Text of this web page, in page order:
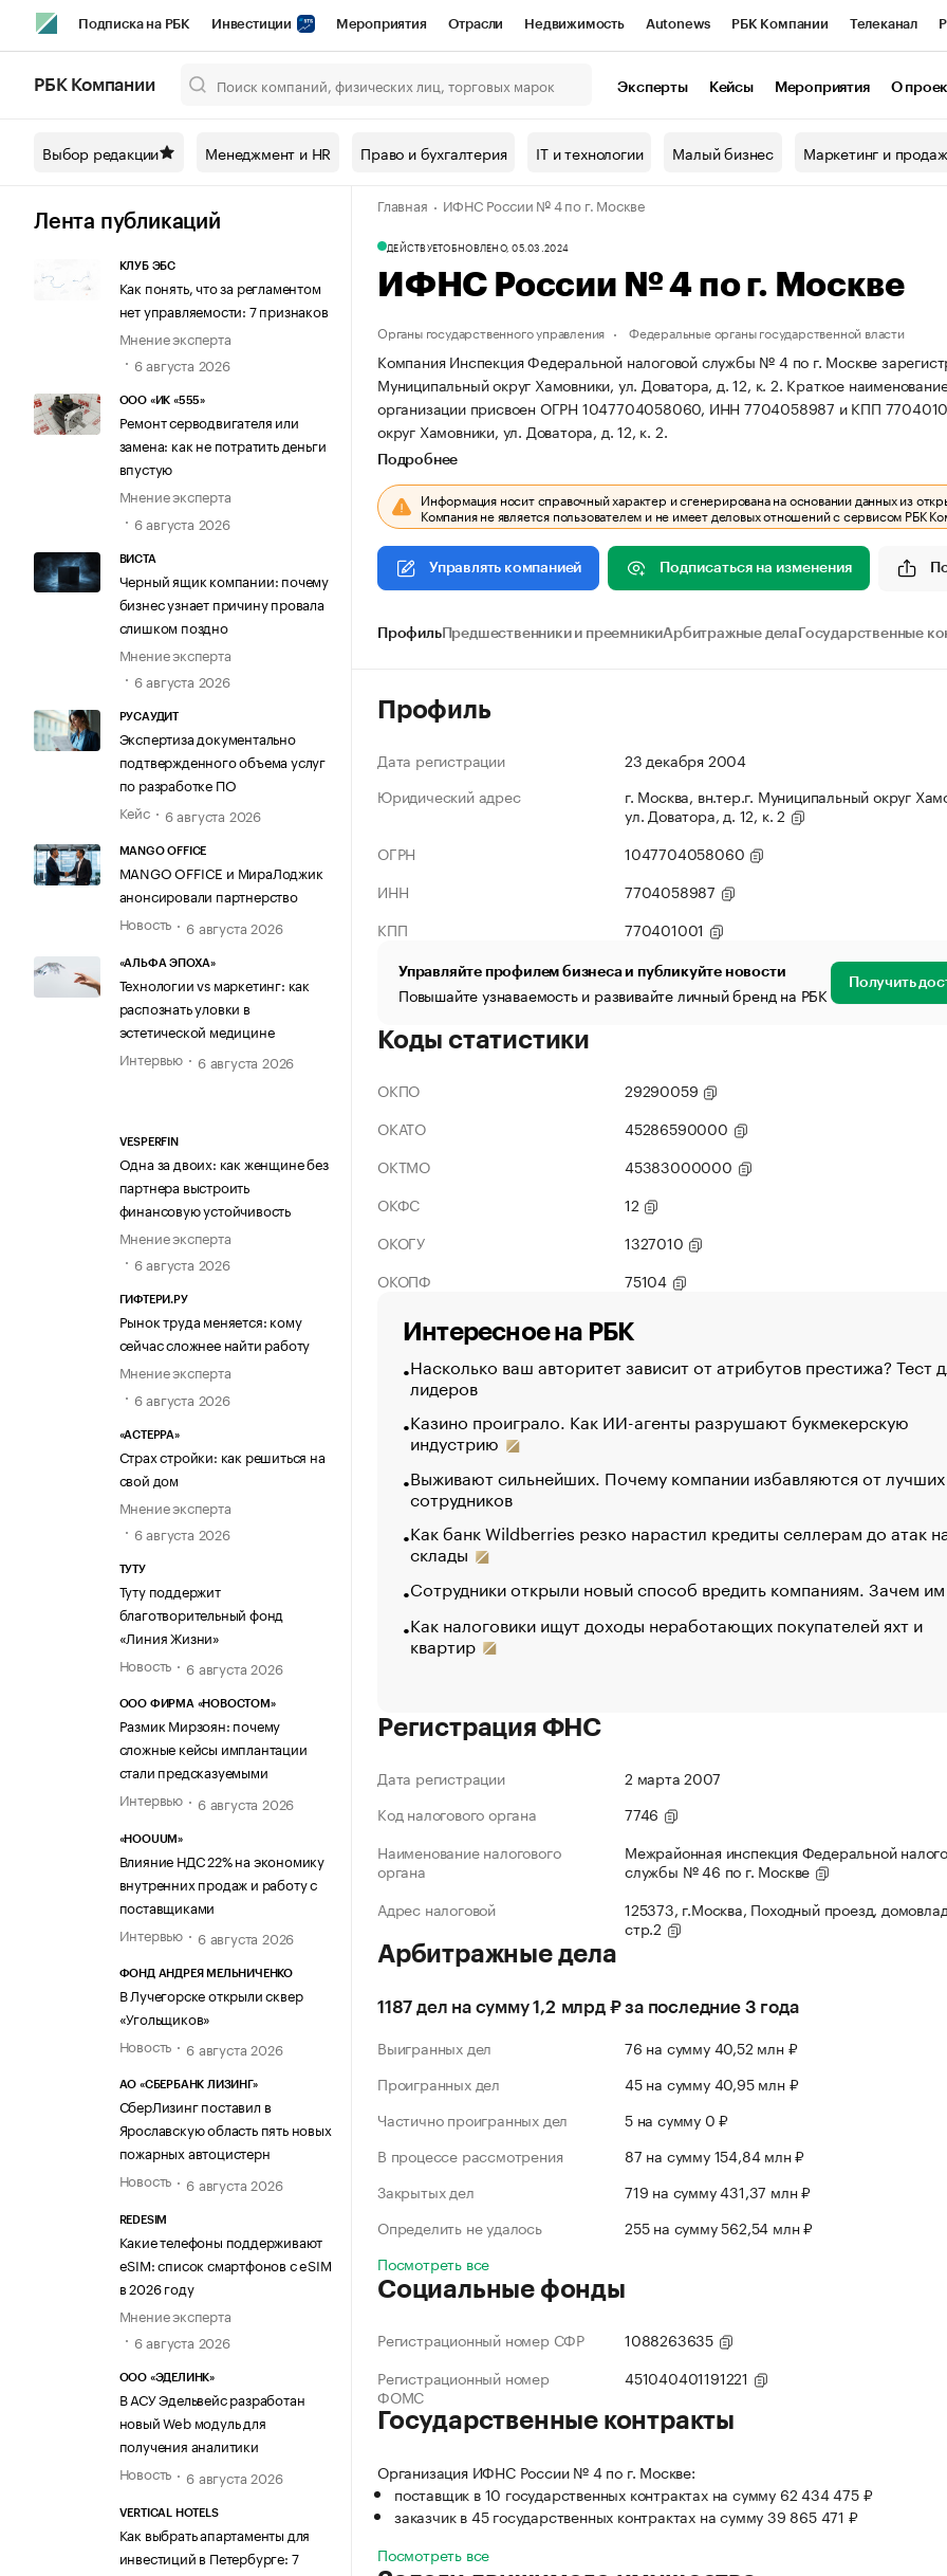
Подписка на РБК Инвестиции Мероприятия Отрасли Недвижимость Autonews РБК Компании Телеканал
Спецпроекты СПб Конференции СПб Спецпроекты Проверка контрагентов
Технологии и медиа Рынок наличной валюты
РБК Компании Эксперты Кейсы Мероприятия О
Выбор редакции Менеджмент и HR Право и бухгалтерия IT и технологии Малый бизнес Маркетинг и
Лента публикаций
КЛУБ ЭБС
Как понять, что за регламентом
нет управляемости: 7 признаков
Мнение эксперта
6 августа 2026
ООО «ИК «555»
Ремонт серводвигателя или
замена: как не потратить деньги
впустую
Мнение эксперта
6 августа 2026
ВИСТА
Черный ящик компании: почему
бизнес узнает причину провала
слишком поздно
Мнение эксперта
6 августа 2026
РУСАУДИТ
Экспертиза документально
подтвержденного объема услуг
по разработке ПО
Кейс
6 августа 2026
MANGO OFFICE
MANGO OFFICE и МираЛоджик
анонсировали партнерство
Новость
6 августа 2026
«АЛЬФА ЭПОХА»
Технологии vs маркетинг: как
распознать уловки в
эстетической медицине
Интервью
6 августа 2026
VESPERFIN
Одна за двоих: как женщине без
партнера выстроить
финансовую устойчивость
Мнение эксперта
6 августа 2026
ГИФТЕРИ.РУ
Рынок труда меняется: кому
сейчас сложнее найти работу
Мнение эксперта
6 августа 2026
«АСТЕРРА»
Страх стройки: как решиться на
свой дом
Мнение эксперта
6 августа 2026
ТУТУ
Туту поддержит
благотворительный фонд
«Линия Жизни»
Новость
6 августа 2026
ООО ФИРМА «НОВОСТОМ»
Размик Мирзоян: почему
сложные кейсы имплантации
стали предсказуемыми
Интервью
6 августа 2026
«HOOUUM»
Влияние НДС 22% на экономику
внутренних продаж и работу с
поставщиками
Интервью
6 августа 2026
ФОНД АНДРЕЯ МЕЛЬНИЧЕНКО
В Лучегорске открыли сквер
«Угольщиков»
Новость
6 августа 2026
АО «СБЕРБАНК ЛИЗИНГ»
СберЛизинг поставил в
Ярославскую область пять новых
пожарных автоцистерн
Новость
6 августа 2026
REDESIM
Какие телефоны поддерживают
eSIM: список смартфонов с eSIM
в 2026 году
Мнение эксперта
6 августа 2026
ООО «ЭДЕЛИНК»
В АСУ Эдельвейс разработан
новый Web модуль для
получения аналитики
Новость
6 августа 2026
VERTICAL HOTELS
Как выбрать апартаменты для
инвестиций в Петербурге: 7
Главная ИФНС России № 4 по г. Москве
ДЕЙСТВУЕТОБНОВЛЕНО, 05.03.2024
ИФНС России № 4 по г. Москве
Органы государственного управления Федеральные органы государственной власти
Компания Инспекция Федеральной налоговой службы № 4 по г. Москве
Муниципальный округ Хамовники, ул. Доватора, д. 12, к. 2. Краткое
организации присвоен ОГРН 1047704058060, ИНН 7704058987 и КПП
округ Хамовники, ул. Доватора, д. 12, к. 2.
Подробнее
Информация носит справочный характер и сгенерирована на основании данных из
Компания не является пользователем и не имеет деловых отношений с сервисом РБК
Управлять компанией Подписаться на изменения
ПрофильПредшественники и преемникиАрбитражные дела Государственные
Профиль
Дата регистрации
23 декабря 2004
Юридический адрес
г. Москва, вн.тер.г. Муниципальный округ
ул. Доватора, д. 12, к. 2
ОГРН
1047704058060
ИНН
7704058987
КПП
770401001
Управляйте профилем бизнеса и публикуйте новости
Повышайте узнаваемость и развивайте личный бренд на РБК Получить
Коды статистики
ОКПО
29290059
ОКАТО
45286590000
ОКТМО
45383000000
ОКФС
12
ОКОГУ
1327010
ОКОПФ
75104
Интересное на РБК
Насколько ваш авторитет зависит от атрибутов престижа? Тест
лидеров
Казино проиграло. Как ИИ-агенты разрушают букмекерскую
индустрию
Выживают сильнейших. Почему компании избавляются от лучших
сотрудников
Как банк Wildberries резко нарастил кредиты селлерам до атак
склады
Сотрудники открыли новый способ вредить компаниям. Зачем
Как налоговики ищут доходы неработающих покупателей яхт и
квартир
Регистрация ФНС
Дата регистрации
2 марта 2007
Код налогового органа
7746
Наименование налогового
органа
Межрайонная инспекция Федеральной
службы № 46 по г. Москве
Адрес налоговой
125373, г.Москва, Походный проезд,
стр.2
Арбитражные дела
1187 дел на сумму 1,2 млрд ₽ за последние 3 года
Выигранных дел
76 на сумму 40,52 млн ₽
Проигранных дел
45 на сумму 40,95 млн ₽
Частично проигранных дел
5 на сумму 0 ₽
В процессе рассмотрения
87 на сумму 154,84 млн ₽
Закрытых дел
719 на сумму 431,37 млн ₽
Определить не удалось
255 на сумму 562,54 млн ₽
Посмотреть все
Социальные фонды
Регистрационный номер СФР
1088263635
Регистрационный номер
ФОМС
451040401191221
Государственные контракты
Организация ИФНС России № 4 по г. Москве:
поставщик в 10 государственных контрактах на сумму 62 434 475 ₽
заказчик в 45 государственных контрактах на сумму 39 865 471 ₽
Посмотреть все